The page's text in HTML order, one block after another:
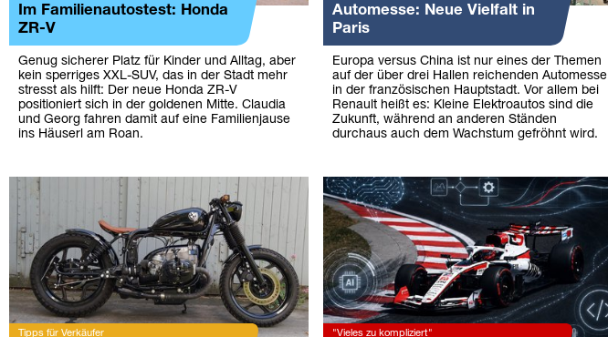
Im Familienautostest: Honda
ZR-V
Genug sicherer Platz für Kinder und Alltag, aber
kein sperriges XXL-SUV, das in der Stadt mehr
stresst als hilft: Der neue Honda ZR-V
positioniert sich in der goldenen Mitte. Claudia
und Georg fahren damit auf eine Familienjause
ins Häuserl am Roan.
Automesse: Neue Vielfalt in
Paris
Europa versus China ist nur eines der Themen
auf der über drei Hallen reichenden Automesse
in der französischen Hauptstadt. Vor allem bei
Renault heißt es: Kleine Elektroautos sind die
Zukunft, während an anderen Ständen
durchaus auch dem Wachstum gefröhnt wird.
Tipps für Verkäufer "Vieles zu kompliziert"